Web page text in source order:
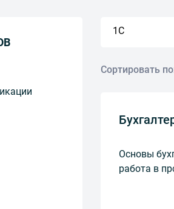
Сортировать
Основы
работа в